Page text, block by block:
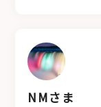
NMさま